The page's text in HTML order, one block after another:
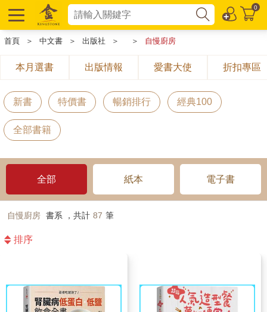
0
首頁 ＞ 中文書 ＞ 出版社 ＞ ＞ 自慢廚房
本月選書 出版情報 愛書大使 折扣專區
新書 特價書 暢銷排行 經典100
全部書籍
全部 紙本 電子書
自慢廚房 書系 ，共計 87 筆
排序